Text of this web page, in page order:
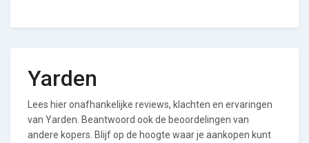
Yarden
Lees hier onafhankelijke reviews, klachten en ervaringen
van Yarden. Beantwoord ook de beoordelingen van
andere kopers. Blijf op de hoogte waar je aankopen kunt